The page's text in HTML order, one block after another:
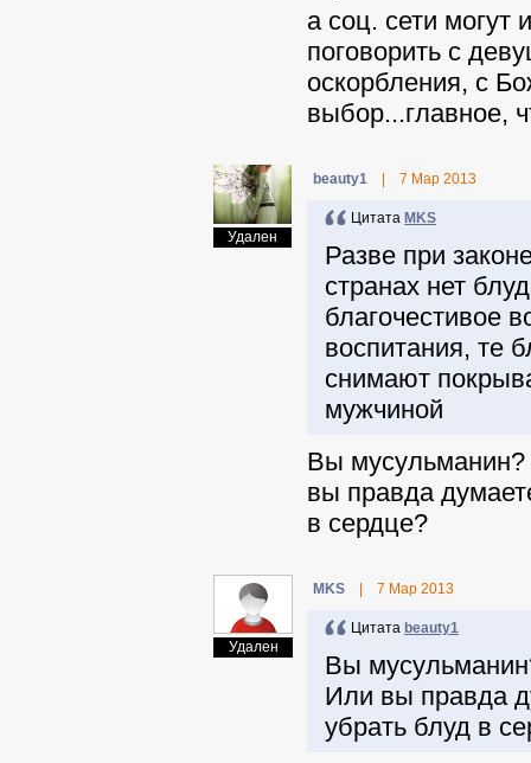
а соц. сети
поговорить с
оскорбления, с
выбор...главное,
Удален
beauty1 7 Мар 2013
Цитата MKS
Разве при
странах нет
благочестивое
воспитания, те
снимают
мужчиной
Вы мусульманин?
вы правда
в сердце?
Удален
MKS 7 Мар 2013
Цитата beauty1
Вы
Или вы правда
убрать блуд в